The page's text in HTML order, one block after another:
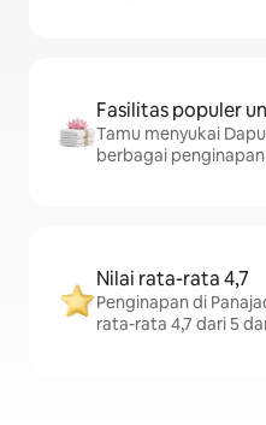
Fasilitas populer
Tamu menyukai
berbagai
Nilai rata-rata 4,7
Penginapan di
rata-rata 4,7 dari 5